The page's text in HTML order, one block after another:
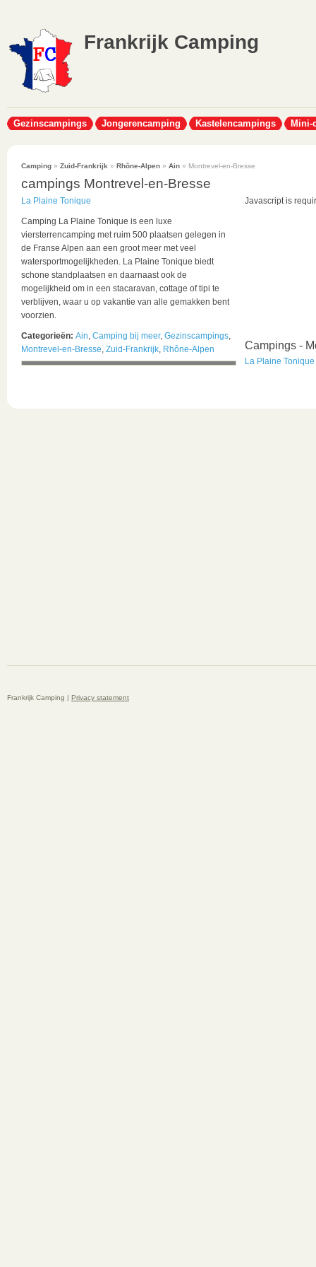
Frankrijk Camping
Gezinscampings Jongerencamping Kastelencampings Mini-
Camping » Zuid-Frankrijk » Rhône-Alpen » Ain » Montrevel-en-Bresse
campings Montrevel-en-Bresse
La Plaine Tonique
Camping La Plaine Tonique is een luxe
viersterrencamping met ruim 500 plaatsen gelegen in
de Franse Alpen aan een groot meer met veel
watersportmogelijkheden. La Plaine Tonique biedt
schone standplaatsen en daarnaast ook de
mogelijkheid om in een stacaravan, cottage of tipi te
verblijven, waar u op vakantie van alle gemakken bent
voorzien.
Categorieën: Ain, Camping bij meer, Gezinscampings,
Montrevel-en-Bresse, Zuid-Frankrijk, Rhône-Alpen
Javascript is
Campings -
La Plaine Tonique
Frankrijk Camping | Privacy statement